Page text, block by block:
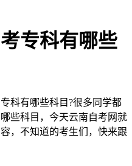
专科有哪些
有哪些科目?很多同学都
些科目，今天云南自考网就
，不知道的考生们，快来跟